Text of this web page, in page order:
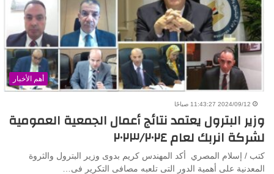
أهم الأخبار
2024/09/12 11:43:27 صباحًا
وزير البترول يعتمد نتائج أعمال الجمعية العمومية
لشركة انربك لعام ٢٠٢٣/٢٠٢٤
كتب / إسلام المصري أكد المهندس كريم بدوى وزير البترول والثروة
المعدنية على أهمية الدور التى تلعبه مصافى التكرير فى…